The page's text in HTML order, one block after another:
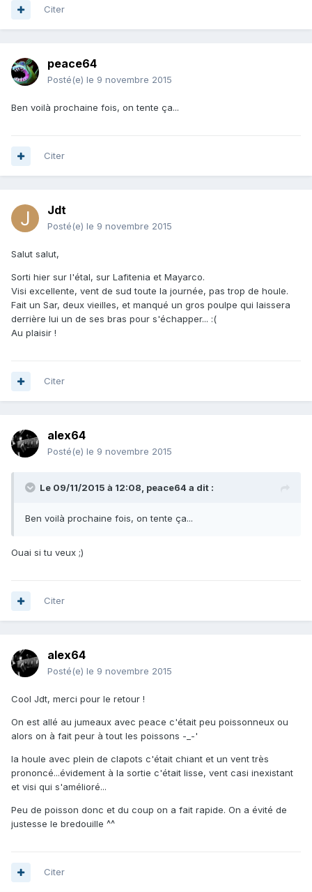
Citer
peace64
Posté(e) le 9 novembre 2015
Ben voilà prochaine fois, on tente ça...
Citer
Jdt
Posté(e) le 9 novembre 2015
Salut salut,
Sorti hier sur l'étal, sur Lafitenia et Mayarco.
Visi excellente, vent de sud toute la journée, pas trop de houle.
Fait un Sar, deux vieilles, et manqué un gros poulpe qui laissera
derrière lui un de ses bras pour s'échapper... :(
Au plaisir !
Citer
alex64
Posté(e) le 9 novembre 2015
Le 09/11/2015 à 12:08, peace64 a dit :
Ben voilà prochaine fois, on tente ça...
Ouai si tu veux ;)
Citer
alex64
Posté(e) le 9 novembre 2015
Cool Jdt, merci pour le retour !
On est allé au jumeaux avec peace c'était peu poissonneux ou
alors on à fait peur à tout les poissons -_-'
la houle avec plein de clapots c'était chiant et un vent très
prononcé...évidement à la sortie c'était lisse, vent casi inexistant
et visi qui s'amélioré...
Peu de poisson donc et du coup on a fait rapide. On a évité de
justesse le bredouille ^^
Citer